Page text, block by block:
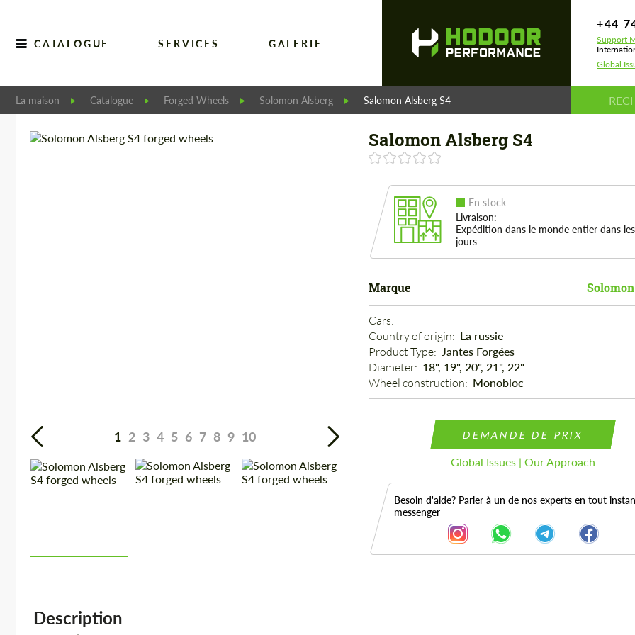
CATALOGUE SERVICES GALERIE
+44
Support
Global
La maison Catalogue Forged Wheels Solomon Alsberg Salomon Alsberg S4
1 2 3 4 5 6 7 8 9 10
Salomon Alsberg S4
En stock
Livraison:
Expédition dans le monde entier dans
jours
Marque
Cars:
Country of origin: La russie
Product Type: Jantes Forgées
Diameter: 18", 19", 20", 21", 22"
Wheel construction: Monobloc
DEMANDE DE PRIX
Global Issues | Our Approach
Besoin d'aide? Parler à un de nos experts en tout
messenger
Description